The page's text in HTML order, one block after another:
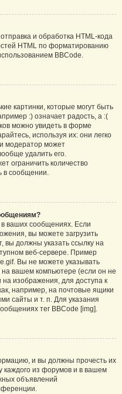
и обработка HTML-кода
HTML по форматированию
BBCode.
картинки, которые могут быть
:) означает радость, а :(
можно увидеть в форме
используя их: они легко
модератор может
удалить его.
ограничить количество
в сообщении.
ваших сообщениях. Если
вы можете загрузить
должны указать ссылку на
веб-сервере. Пример
Вы не можете указывать
вашем компьютере (если он не
изображения, для доступа к
например, на почтовые ящики
сайты и т. п. Для указания
тег BBCode [img].
и вы должны прочесть их
каждого из форумов и в вашем
объявлений